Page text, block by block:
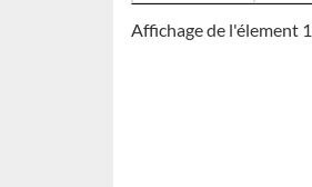
Affichage de l'élement